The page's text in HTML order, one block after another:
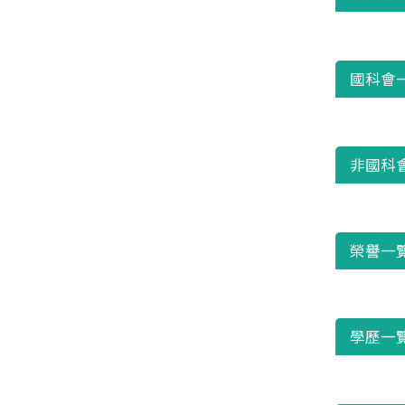
國科會
非國科
榮譽一
學歷一